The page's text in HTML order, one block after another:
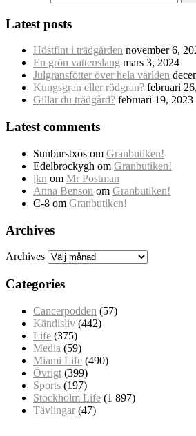
Latest posts
Höstfint i trädgården november 6,
En grön vattenslang mars 3, 2024
Julgransfötter över hela världen
Kungsgran eller rödgran? februari
Gillar du trädgård? februari 19, 2023
Latest comments
Sunburstxos om Granbutiken!
Edelbrockygh om Granbutiken!
jkn om Mr Postman
Anna Benson om Granbutiken!
C-8 om Granbutiken!
Archives
Archives
Categories
Cancerpodden (57)
Kändisliv (442)
Life (375)
Media (59)
Miami Life (490)
Övrigt (399)
Sports (197)
Stockholm Life (1 897)
Tävlingar (47)